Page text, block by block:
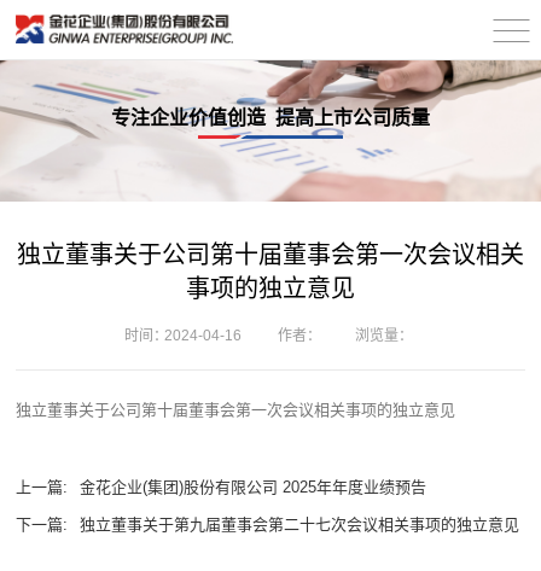
专注企业价值创造 提高上市公司质量
独立董事关于公司第十届董事会第一次会议相关
事项的独立意见
时间：2024-04-16 作者： 浏览量：
独立董事关于公司第十届董事会第一次会议相关事项的独立意见
上一篇: 金花企业(集团)股份有限公司 2025年年度业绩预告
下一篇: 独立董事关于第九届董事会第二十七次会议相关事项的独立意见